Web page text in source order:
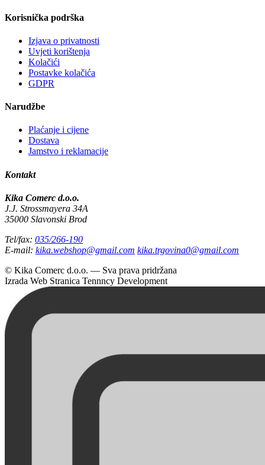
Korisnička podrška
Izjava o privatnosti
Uvjeti korištenja
Kolačići
Postavke kolačića
GDPR
Narudžbe
Plaćanje i cijene
Dostava
Jamstvo i reklamacije
Kontakt
Kika Comerc d.o.o.
J.J. Strossmayera 34A
35000 Slavonski Brod
Tel/fax: 035/266-190
E-mail: kika.webshop@gmail.com kika.trgovina0@gmail.com
© Kika Comerc d.o.o. — Sva prava pridržana
Izrada Web Stranica Tennncy Development